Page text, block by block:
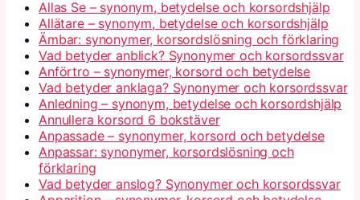
Allas Se – synonym, betydelse och korsordshjälp
Allätare – synonym, betydelse och korsordshjälp
Ämbar: synonymer, korsordslösning och förklaring
Vad betyder anblick? Synonymer och korsordssvar
Anförtro – synonymer, korsord och betydelse
Vad betyder anklaga? Synonymer och korsordssvar
Anledning – synonym, betydelse och korsordshjälp
Annullera korsord 6 bokstäver
Anpassade – synonymer, korsord och betydelse
Anpassar: synonymer, korsordslösning och
förklaring
Vad betyder anslog? Synonymer och korsordssvar